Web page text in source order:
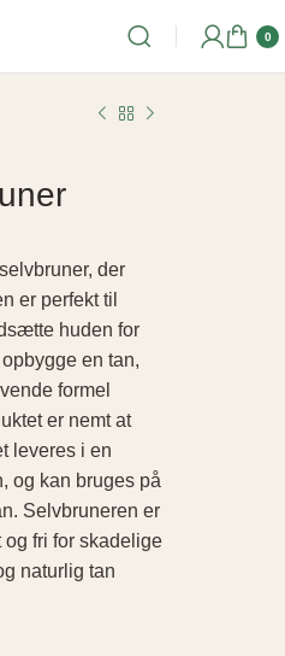
0
der
er perfekt til
huden for
en tan,
formel
er nemt at
leveres i en
og kan bruges på
Selvbruneren er
fri for skadelige
naturlig tan